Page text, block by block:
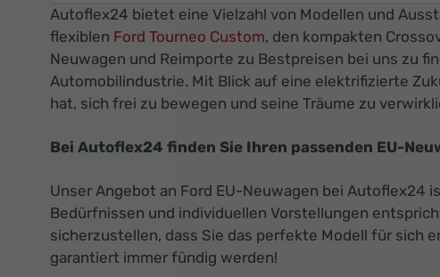
Autoflex24 bietet eine Vielzahl von Modellen und
flexiblen Ford Tourneo Custom, den kompakten
Neuwagen und Reimporte zu Bestpreisen bei uns zu
Automobilindustrie. Mit Blick auf eine elektrifizierte
hat, sich frei zu bewegen und seine Träume zu
Bei Autoflex24 finden Sie Ihren passenden EU-
Unser Angebot an Ford EU-Neuwagen bei Autoflex24
Bedürfnissen und individuellen Vorstellungen
sicherzustellen, dass Sie das perfekte Modell für sich
garantiert immer fündig werden!